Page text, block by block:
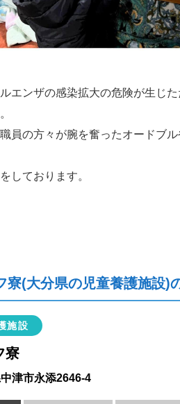
エンザの感染拡大の危険が生じ
員の方々が腕を奮ったオードブ
しております。
寮(大分県の児童養護施設)
施設
寮
津市永添2646-4